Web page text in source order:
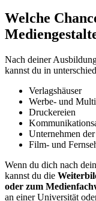
Welche
Nach deiner
kannst du in
Verlagshäuser
Werbe- und
Druckereien
Unternehmen
Film- und
Wenn du dich nach
kannst du die
oder zum
an einer Universität